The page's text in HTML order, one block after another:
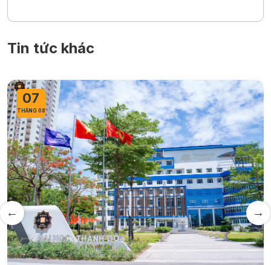
Tin tức khác
05
THÁNG 08